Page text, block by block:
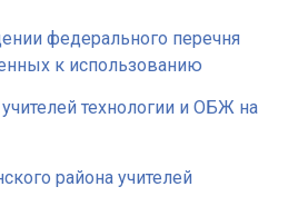
федерального перечня
к использованию
технологии и ОБЖ на
района учителей